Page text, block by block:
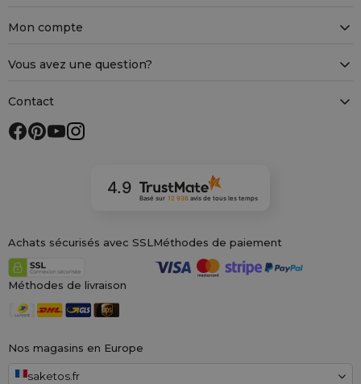
Nos magasins en Europe
saketos.fr
Mon compte
Vous avez une question?
Contact
4.9
Basé sur 12 936avis de tous les temps
Achats sécurisés avec SSL Méthodes de paiement
Méthodes de livraison